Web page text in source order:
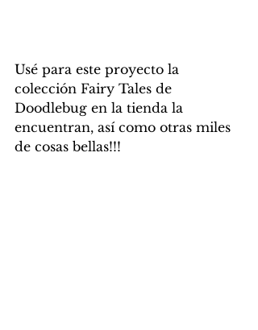
Usé para este proyecto la
colección Fairy Tales de
Doodlebug en la tienda la
encuentran, así como otras miles
de cosas bellas!!!